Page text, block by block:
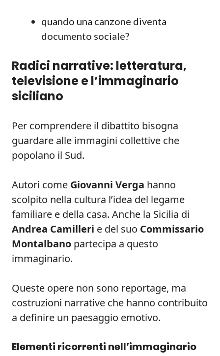
quando una canzone diventa
documento sociale?
Radici narrative: letteratura,
televisione e l’immaginario
siciliano
Per comprendere il dibattito bisogna
guardare alle immagini collettive che
popolano il Sud.
Autori come Giovanni Verga hanno
scolpito nella cultura l’idea del legame
familiare e della casa. Anche la Sicilia di
Andrea Camilleri e del suo Commissario
Montalbano partecipa a questo
immaginario.
Queste opere non sono reportage, ma
costruzioni narrative che hanno contribuito
a definire un paesaggio emotivo.
Elementi ricorrenti nell’immaginario